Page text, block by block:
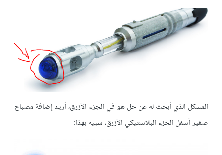
المشكل الذي أبحث له عن حل هو في الجزء الأزرق، أريد إضافة مصباح
صغير أسفل الجزء البلاستيكي الأزرق، شبيه بهذا: